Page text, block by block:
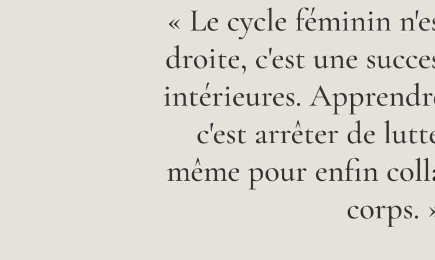
« Le cycle féminin
droite, c'est une
intérieures.
c'est arrêter de
même pour enfin
corps.